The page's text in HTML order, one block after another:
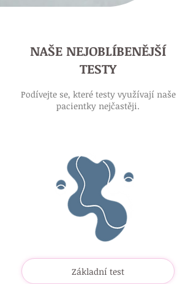
NAŠE NEJOBLÍBENĚJŠÍ
TESTY
Podívejte se, které testy využívají naše
pacientky nejčastěji.
Základní test